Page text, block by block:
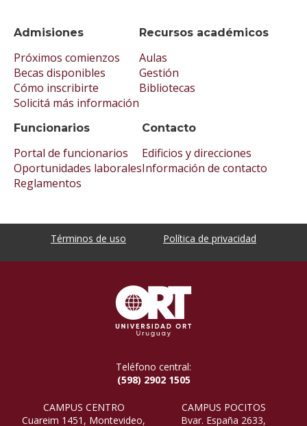
Admisiones
Próximos comienzos
Becas disponibles
Cómo inscribirte
Solicitá más información
Recursos académicos
Aulas
Gestión
Bibliotecas
Funcionarios
Portal de funcionarios
Oportunidades laborales
Reglamentos
Contacto
Edificios y direcciones
Información de contacto
Términos de uso Política de privacidad
Teléfono central:
(598) 2902 1505
CAMPUS CENTRO
Cuareim 1451, Montevideo,
CAMPUS POCITOS
Bvar. España 2633,